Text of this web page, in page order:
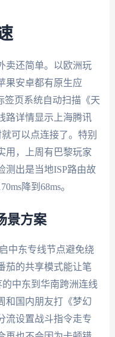
卖还简单。以欧洲玩
果安卓都有原生应
签页系统自动扫描《天
路详情显示上海腾讯
可以点连接了。特别
用，上周有巴黎玩家
测出是当地ISP路由故
降到68ms。
景方案
中东专线节点避免绕
茄的共享模式能让笔
中东到华南跨洲连线
和国内朋友打《梦幻
流设置战斗指令走专